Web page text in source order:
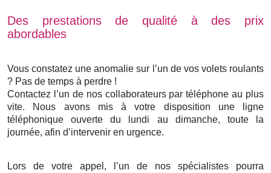
Des prestations de qualité à des prix
abordables
Vous constatez une anomalie sur l’un de vos volets roulants
? Pas de temps à perdre !
Contactez l’un de nos collaborateurs par téléphone au plus
vite. Nous avons mis à votre disposition une ligne
téléphonique ouverte du lundi au dimanche, toute la
journée, afin d’intervenir en urgence.
Lors de votre appel, l’un de nos spécialistes pourra